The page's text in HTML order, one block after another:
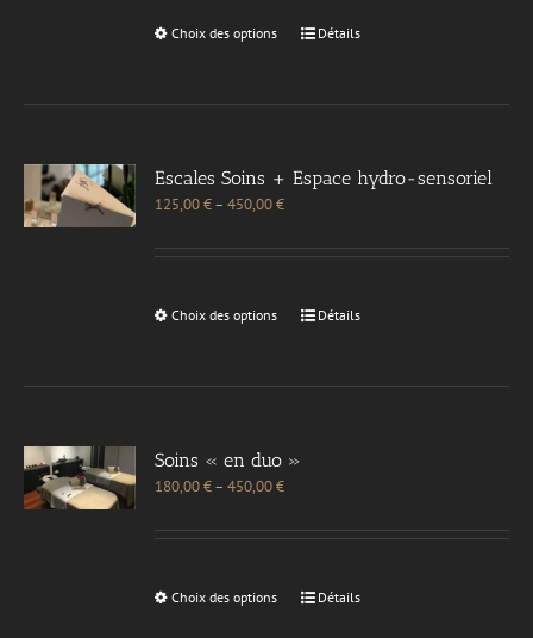
Choix des options Détails
Escales Soins + Espace hydro-sensoriel
125,00€–450,00€
Choix des options Détails
Soins « en duo »
180,00€–450,00€
Choix des options Détails